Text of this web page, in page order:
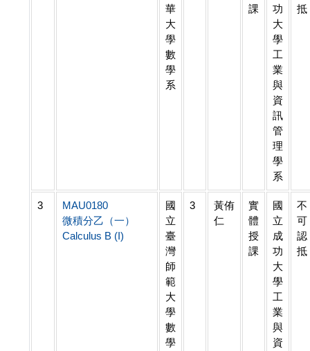
華
大
學
數
學
系
課
功
大
學
工
業
與
資
訊
管
理
學
系
抵
3
MAU0180
微積分乙（一）
Calculus B (I)
國
立
臺
灣
師
範
大
學
數
學
3
黃侑
仁
實
體
授
課
國
立
成
功
大
學
工
業
與
資
不
可
認
抵